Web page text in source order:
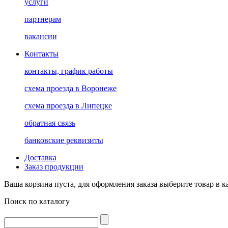
услуги
партнерам
вакансии
Контакты
контакты, график работы
схема проезда в Воронеже
схема проезда в Липецке
обратная связь
банковские реквизиты
Доставка
Заказ продукции
Ваша корзина пуста, для оформления заказа выберите товар в
Поиск по каталогу